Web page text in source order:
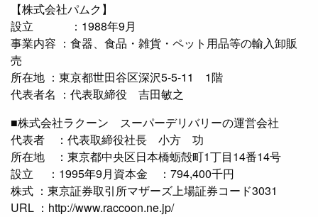
【株式会社パムク】
設立 ：1988年9月
事業内容 ：食器、食品・雑貨・ペット用品等の輸入卸販
売
所在地 ：東京都世田谷区深沢5-5-11 1階
代表者名 ：代表取締役 吉田敏之
■株式会社ラクーン スーパーデリバリーの運営会社
代表者 ：代表取締役社長 小方 功
所在地 ：東京都中央区日本橋蛎殻町1丁目14番14号
設立 ：1995年9月資本金 ：794,400千円
株式 ：東京証券取引所マザーズ上場証券コード3031
URL ：http://www.raccoon.ne.jp/